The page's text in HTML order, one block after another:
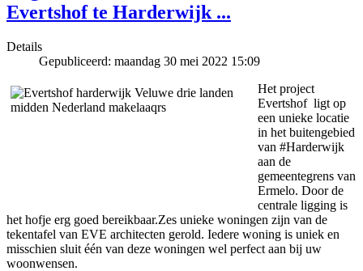
Evertshof te Harderwijk ...
Details
Gepubliceerd: maandag 30 mei 2022 15:09
Het project
Evertshof ligt op
een unieke locatie
in het buitengebied
van #Harderwijk
aan de
gemeentegrens van
Ermelo. Door de
centrale ligging is
het hofje erg goed bereikbaar.Zes unieke woningen zijn van de
tekentafel van EVE architecten gerold. Iedere woning is uniek en
misschien sluit één van deze woningen wel perfect aan bij uw
woonwensen.